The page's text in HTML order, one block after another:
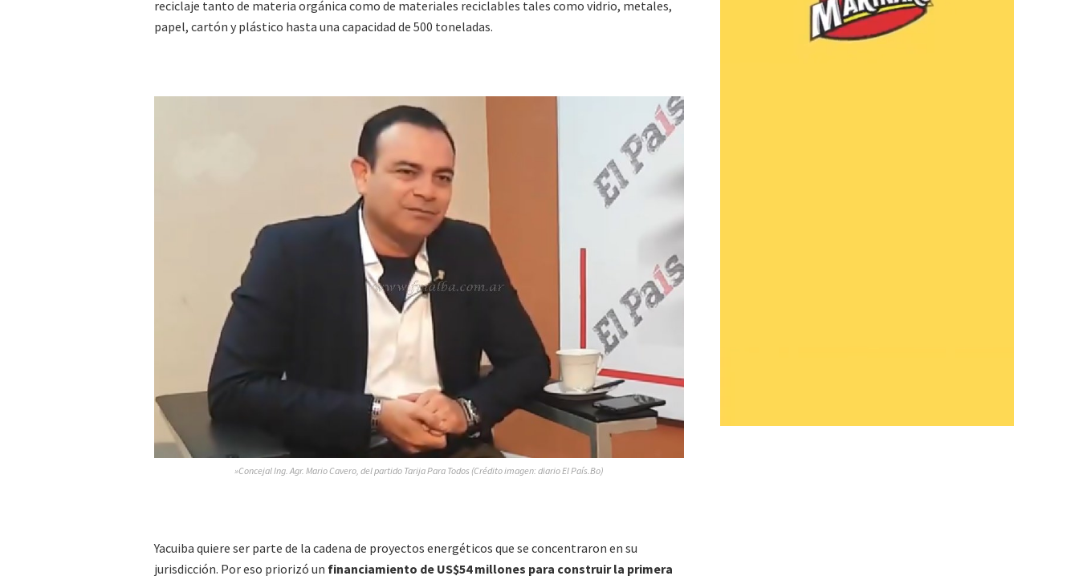
reciclaje tanto de materia orgánica como de materiales reciclables tales como vidrio, metales,
papel, cartón y plástico hasta una capacidad de 500 toneladas.
»Concejal Ing. Agr. Mario Cavero, del partido Tarija Para Todos (Crédito imagen: diario El País.Bo)
Yacuiba quiere ser parte de la cadena de proyectos energéticos que se concentraron en su
jurisdicción. Por eso priorizó un financiamiento de US$54 millones para construir la primera